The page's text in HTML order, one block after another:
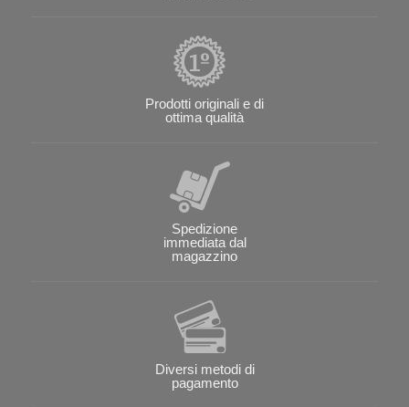
Prodotti originali e di
ottima qualità
Spedizione
immediata dal
magazzino
Diversi metodi di
pagamento